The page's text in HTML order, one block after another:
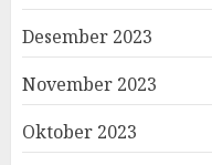
Desember 2023
November 2023
Oktober 2023